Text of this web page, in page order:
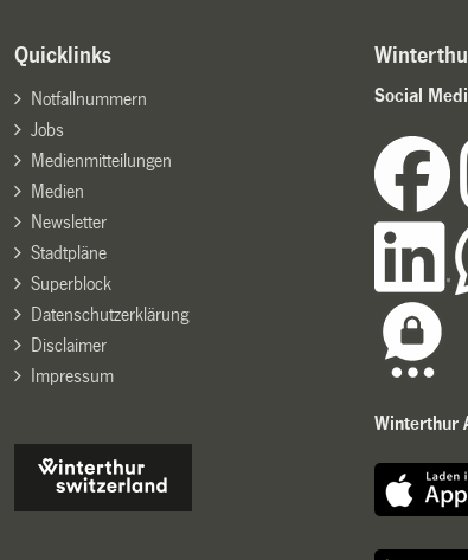
Quicklinks
Notfallnummern
Jobs
Medienmitteilungen
Medien
Newsletter
Stadtpläne
Superblock
Datenschutzerklärung
Disclaimer
Impressum
Social
Winterthur